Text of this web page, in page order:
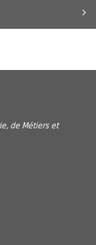
de Métiers et